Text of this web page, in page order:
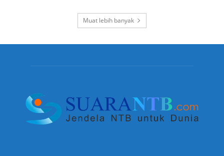
Muat lebih banyak